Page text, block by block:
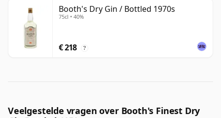
Booth's Dry Gin / Bottled 1970s
75cl • 40%
€ 218 ?
Veelgestelde vragen over Booth's Finest Dry